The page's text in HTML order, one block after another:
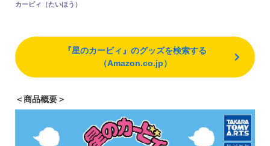
カービィ（たいほう）
『星のカービィ』のグッズを検索する
（Amazon.co.jp）
＜商品概要＞